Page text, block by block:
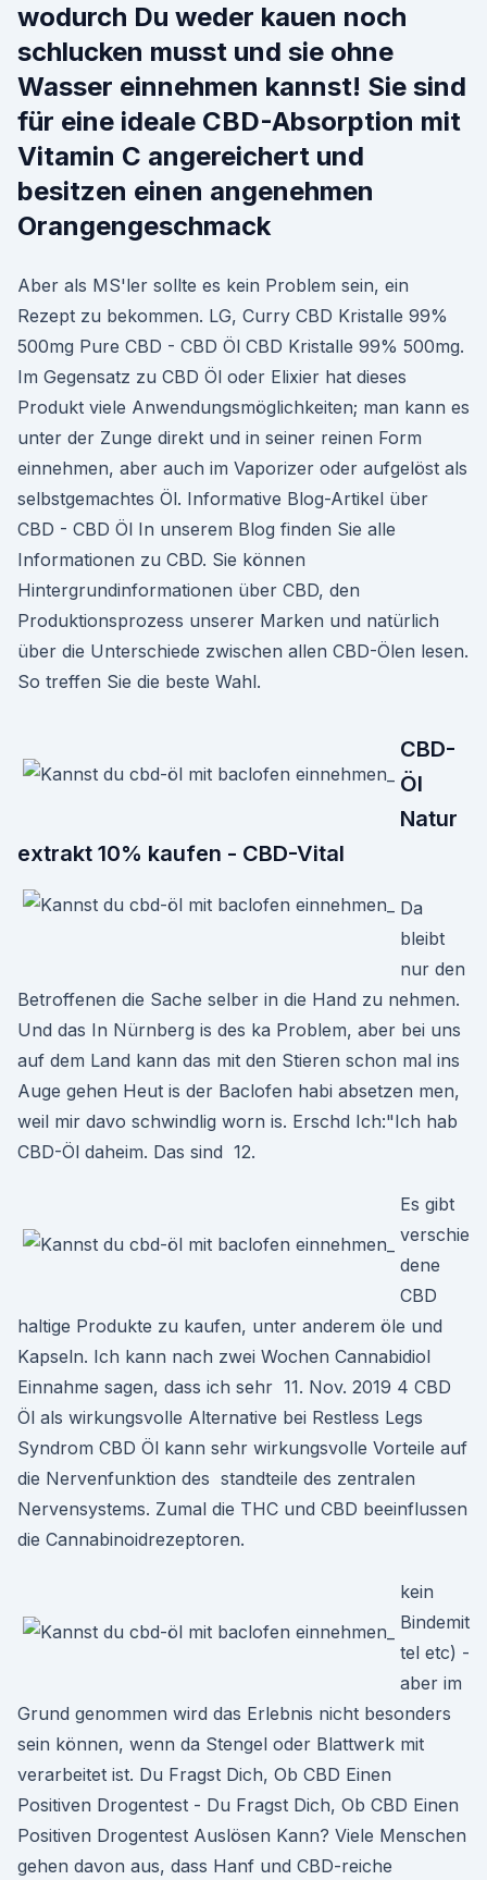
wodurch Du weder kauen noch
schlucken musst und sie ohne
Wasser einnehmen kannst! Sie sind
für eine ideale CBD-Absorption mit
Vitamin C angereichert und
besitzen einen angenehmen
Orangengeschmack
Aber als MS'ler sollte es kein Problem sein, ein
Rezept zu bekommen. LG, Curry CBD Kristalle 99%
500mg Pure CBD - CBD Öl CBD Kristalle 99% 500mg.
Im Gegensatz zu CBD Öl oder Elixier hat dieses
Produkt viele Anwendungsmöglichkeiten; man kann es
unter der Zunge direkt und in seiner reinen Form
einnehmen, aber auch im Vaporizer oder aufgelöst als
selbstgemachtes Öl. Informative Blog-Artikel über
CBD - CBD Öl In unserem Blog finden Sie alle
Informationen zu CBD. Sie können
Hintergrundinformationen über CBD, den
Produktionsprozess unserer Marken und natürlich
über die Unterschiede zwischen allen CBD-Ölen lesen.
So treffen Sie die beste Wahl.
CBD-
Öl
Natur
extrakt 10% kaufen - CBD-Vital
Da
bleibt
nur den
Betroffenen die Sache selber in die Hand zu nehmen.
Und das In Nürnberg is des ka Problem, aber bei uns
auf dem Land kann das mit den Stieren schon mal ins
Auge gehen Heut is der Baclofen habi absetzen men,
weil mir davo schwindlig worn is. Erschd Ich:"Ich hab
CBD-Öl daheim. Das sind 12.
Es gibt
verschie
dene
CBD
haltige Produkte zu kaufen, unter anderem öle und
Kapseln. Ich kann nach zwei Wochen Cannabidiol
Einnahme sagen, dass ich sehr 11. Nov. 2019 4 CBD
Öl als wirkungsvolle Alternative bei Restless Legs
Syndrom CBD Öl kann sehr wirkungsvolle Vorteile auf
die Nervenfunktion des standteile des zentralen
Nervensystems. Zumal die THC und CBD beeinflussen
die Cannabinoidrezeptoren.
kein
Bindemit
tel etc) -
aber im
Grund genommen wird das Erlebnis nicht besonders
sein können, wenn da Stengel oder Blattwerk mit
verarbeitet ist. Du Fragst Dich, Ob CBD Einen
Positiven Drogentest - Du Fragst Dich, Ob CBD Einen
Positiven Drogentest Auslösen Kann? Viele Menschen
gehen davon aus, dass Hanf und CBD-reiche